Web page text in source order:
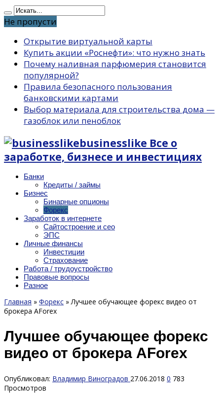
Не пропусти
Открытие виртуальной карты
Купить акции «Роснефти»: что нужно знать
Почему наливная парфюмерия становится
популярной?
Правила безопасного пользования
банковскими картами
Выбор материала для строительства дома —
газоблок или пеноблок
businesslike Все о
заработке, бизнесе и инвестициях
Банки
Кредиты / займы
Бизнес
Бинарные опционы
Форекс
Заработок в интернете
Сайтостроение и сео
ЭПС
Личные финансы
Инвестиции
Страхование
Работа / трудоустройство
Правовые вопросы
Разное
Главная » Форекс »Лучшее обучающее форекс видео от
брокера AForex
Лучшее обучающее форекс
видео от брокера AForex
Опубликовал: Владимир Виноградов 27.06.2018 0 783
Просмотров